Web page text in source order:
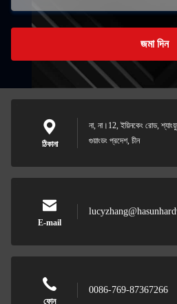
জমা দিন
ঠিকানা
না, না।12, ইয়িনকেং রোড,
গুয়াংডং প্রদেশ, চীন
E-mail
ফোন
0086-769-87367266